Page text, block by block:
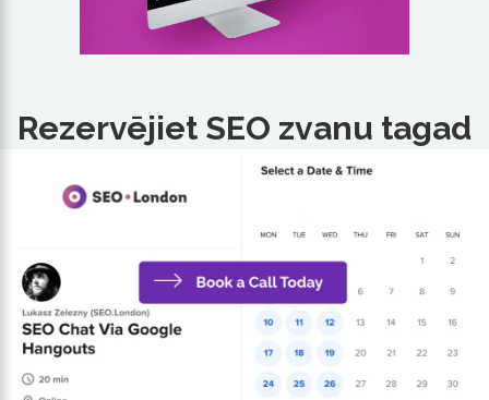
Rezervējiet SEO zvanu tagad